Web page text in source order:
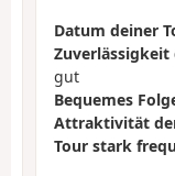
Datum deiner
Zuverlässigkeit
gut
Bequemes
Attraktivität
Tour stark